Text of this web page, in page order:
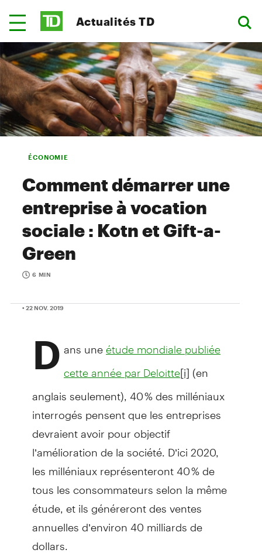
Actualités TD
ÉCONOMIE
Comment démarrer une
entreprise à vocation
sociale : Kotn et Gift-a-
Green
6 MIN
• 22 NOV. 2019
D ans une étude mondiale publiée
cette année par Deloitte[i](en
anglais seulement), 40 % des milléniaux
interrogés pensent que les entreprises
devraient avoir pour objectif
l’amélioration de la société. D’ici 2020,
les milléniaux représenteront 40 % de
tous les consommateurs selon la même
étude, et ils généreront des ventes
annuelles d’environ 40 milliards de
dollars.